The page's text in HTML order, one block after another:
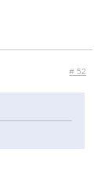
# 52